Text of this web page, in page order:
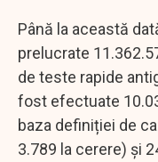
Până la această
prelucrate
de teste rapide
fost efectuate
baza definiției de
3.789 la cerere) și